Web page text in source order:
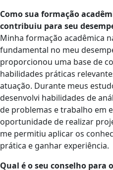
Como sua formação
contribuiu para seu
Minha formação acadêmica
fundamental no meu
proporcionou uma base de
habilidades práticas
atuação. Durante meus
desenvolvi habilidades de
de problemas e trabalho em
oportunidade de realizar
me permitiu aplicar os
prática e ganhar experiência.
Qual é o seu conselho para